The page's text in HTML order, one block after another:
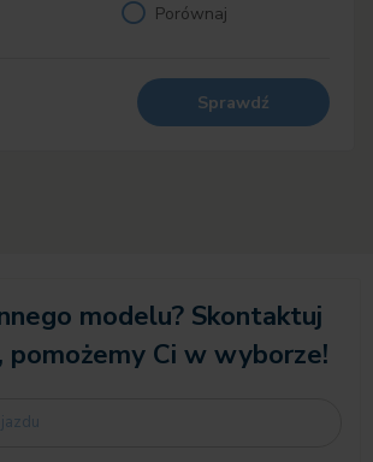
Porównaj
Sprawdź
modelu? Skontaktuj
pomożemy Ci w wyborze!